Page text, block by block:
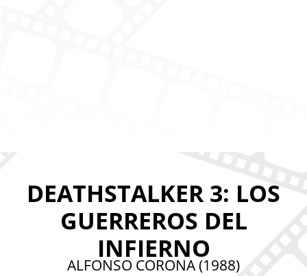
DEATHSTALKER 3: LOS
GUERREROS DEL
INFIERNO
ALFONSO CORONA (1988)